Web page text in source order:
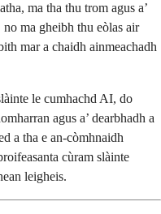
ma tha thu trom agus a’
no ma gheibh thu eòlas air
mar a chaidh ainmeachadh
le cumhachd AI, do
agus a’ dearbhadh a
a tha e an-còmhnaidh
cùram slàinte
leigheis.